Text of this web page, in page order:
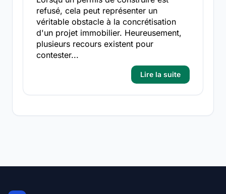
refusé, cela peut représenter un
véritable obstacle à la concrétisation
d'un projet immobilier. Heureusement,
plusieurs recours existent pour
contester...
Lire la suite